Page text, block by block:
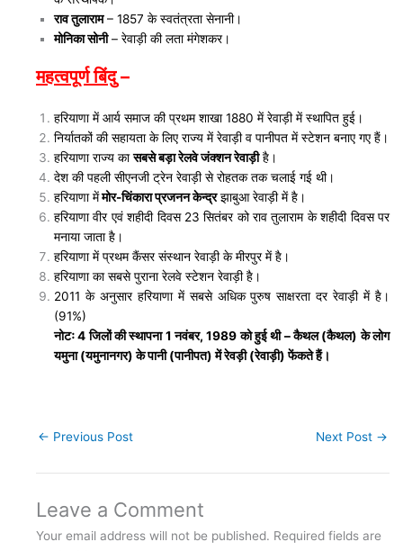
राव तुलाराम– 1857 के स्वतंत्रता सेनानी।
मोनिका सोनी– रेवाड़ी की लता मंगेशकर।
महत्वपूर्ण बिंदु–
हरियाणा में आर्य समाज की प्रथम शाखा 1880 में रेवाड़ी में स्थापित हुई।
निर्यातकों की सहायता के लिए राज्य में रेवाड़ी व पानीपत में स्टेशन बनाए गए हैं।
हरियाणा राज्य कासबसे बड़ा रेलवे जंक्शन रेवाड़ीहै।
देश की पहली सीएनजी ट्रेन रेवाड़ी से रोहतक तक चलाई गई थी।
हरियाणा मेंमोर-चिंकारा प्रजनन केन्द्रझाबुआ रेवाड़ी में है।
हरियाणा वीर एवं शहीदी दिवस 23 सितंबर को राव तुलाराम के शहीदी दिवस पर
मनाया जाता है।
हरियाणा में प्रथम कैंसर संस्थान रेवाड़ी के मीरपुर में है।
हरियाणा का सबसे पुराना रेलवे स्टेशन रेवाड़ी है।
2011 के अनुसार हरियाणा में सबसे अधिक पुरुष साक्षरता दर रेवाड़ी में है।
(91%)
नोटः 4 जिलों की स्थापना 1 नवंबर, 1989 को हुई थी – कैथल (कैथल) के लोग
यमुना (यमुनानगर) के पानी (पानीपत) में रेवड़ी (रेवाड़ी) फेंकते हैं।
← Previous Post Next Post →
Leave a Comment
Your email address will not be published. Required fields are